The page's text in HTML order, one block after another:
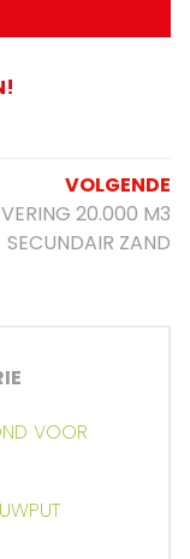
VOLGENDE
20.000 M3
SECUNDAIR ZAND
VOOR